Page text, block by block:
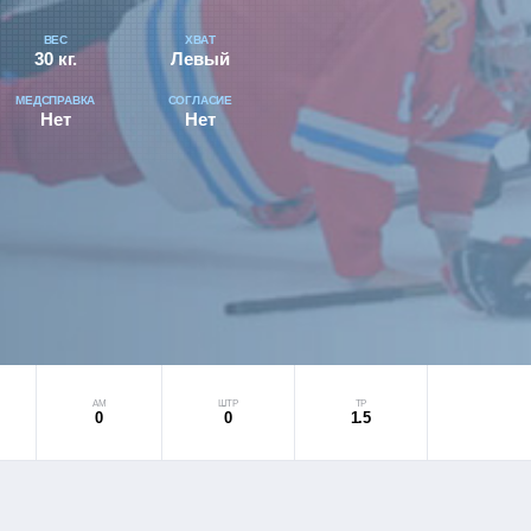
ВЕС
30 кг.
ХВАТ
Левый
МЕДСПРАВКА
Нет
СОГЛАСИЕ
Нет
АМ
0
ШТР
0
ТР
1.5